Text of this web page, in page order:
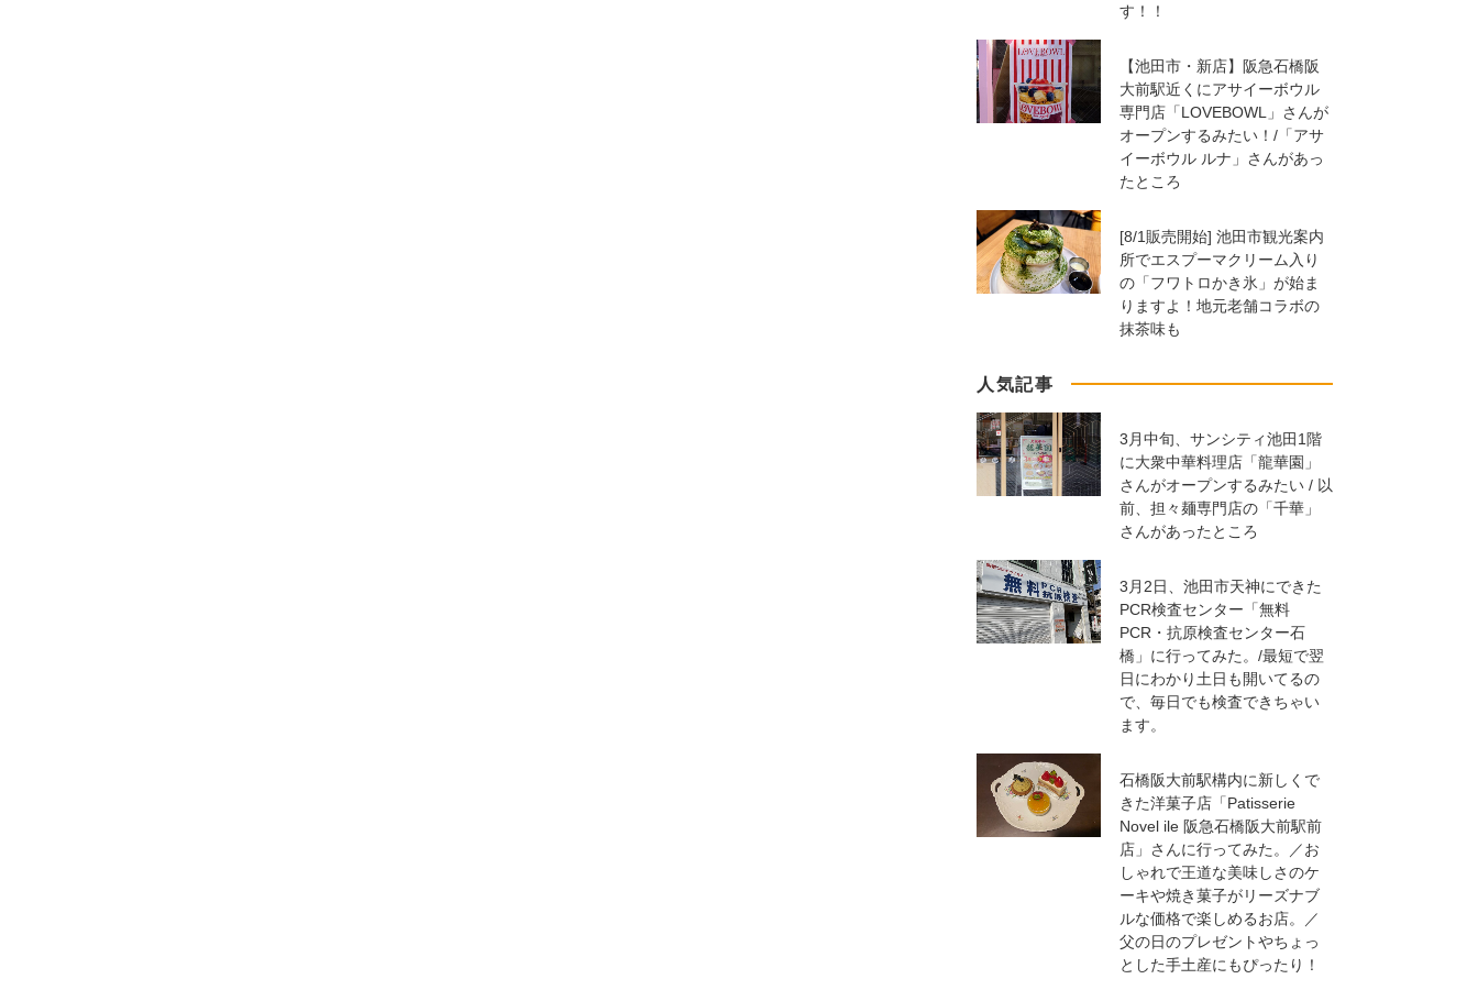
す！！
【池田市・新店】阪急石橋阪
大前駅近くにアサイーボウル
専門店「LOVEBOWL」さんが
オープンするみたい！/「アサ
イーボウル ルナ」さんがあっ
たところ
[8/1販売開始] 池田市観光案内
所でエスプーマクリーム入り
の「フワトロかき氷」が始ま
りますよ！地元老舗コラボの
抹茶味も
人気記事
3月中旬、サンシティ池田1階
に大衆中華料理店「龍華園」
さんがオープンするみたい / 以
前、担々麺専門店の「千華」
さんがあったところ
3月2日、池田市天神にできた
PCR検査センター「無料
PCR・抗原検査センター石
橋」に行ってみた。/最短で翌
日にわかり土日も開いてるの
で、毎日でも検査できちゃい
ます。
石橋阪大前駅構内に新しくで
きた洋菓子店「Patisserie
Novel ile 阪急石橋阪大前駅前
店」さんに行ってみた。／お
しゃれで王道な美味しさのケ
ーキや焼き菓子がリーズナブ
ルな価格で楽しめるお店。／
父の日のプレゼントやちょっ
とした手土産にもぴったり！